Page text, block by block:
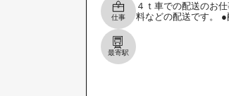
仕事
４ｔ車での配送のお
料などの配送です。
最寄駅